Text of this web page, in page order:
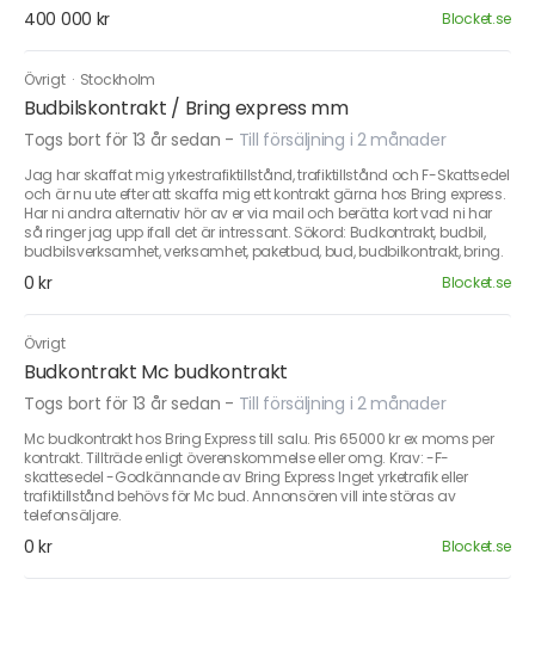
400 000 kr Blocket.se
Övrigt · Stockholm
Budbilskontrakt / Bring express mm
Togs bort för 13 år sedan - Till försäljning i 2 månader
Jag har skaffat mig yrkestrafiktillstånd, trafiktillstånd och F-Skattsedel
och är nu ute efter att skaffa mig ett kontrakt gärna hos Bring express.
Har ni andra alternativ hör av er via mail och berätta kort vad ni har
så ringer jag upp ifall det är intressant. Sökord: Budkontrakt, budbil,
budbilsverksamhet, verksamhet, paketbud, bud, budbilkontrakt, bring.
0 kr Blocket.se
Övrigt
Budkontrakt Mc budkontrakt
Togs bort för 13 år sedan - Till försäljning i 2 månader
Mc budkontrakt hos Bring Express till salu. Pris 65000 kr ex moms per
kontrakt. Tillträde enligt överenskommelse eller omg. Krav: -F-
skattesedel -Godkännande av Bring Express Inget yrketrafik eller
trafiktillstånd behövs för Mc bud. Annonsören vill inte störas av
telefonsäljare.
0 kr Blocket.se